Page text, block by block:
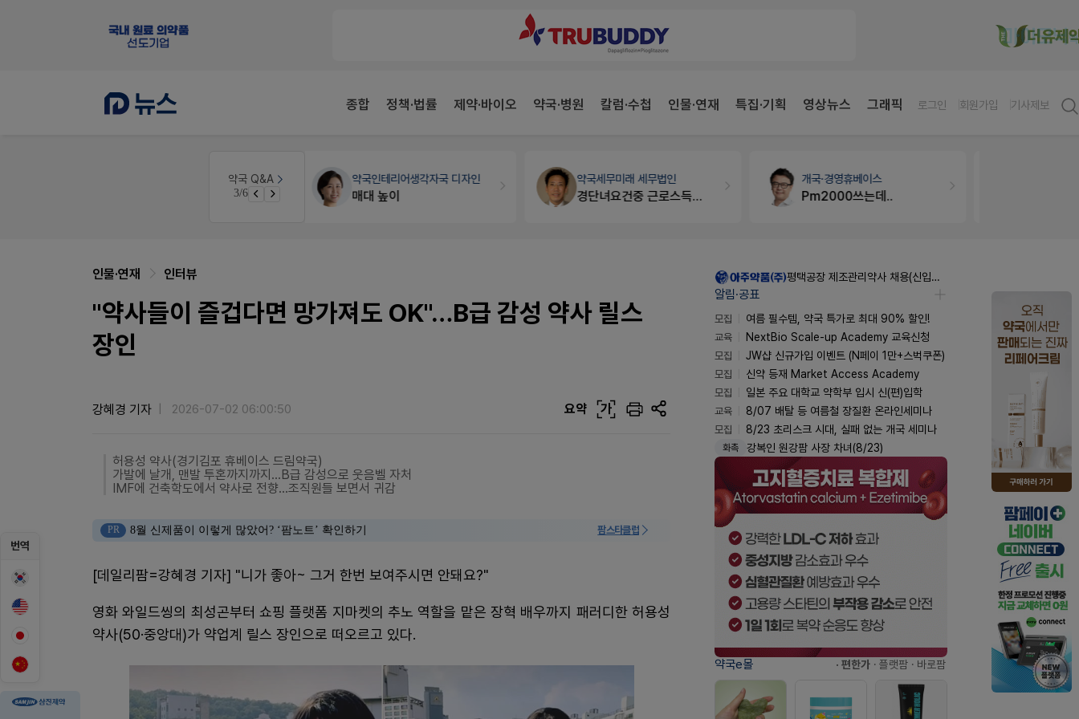
종합 정책·법률 제약·바이오 약국·병원 칼럼·수첩 인물·연재 특집·기획 영상뉴스 그래픽 로그인 회원가입 기사제보
약국 Q&A
3/6 약국 개국 대출 어떻게 받아야할지 어렵습니다
약국인테리어생각자국 디자인
매대 높이
약국세무미래 세무법인
경단녀요건중 근로스득원천징수액
개국·경영휴베이스
Pm2000쓰는데..
번역
인물·연재 인터뷰
"약사들이 즐겁다면 망가져도 OK"…B급 감성 약사 릴스
장인
강혜경 기자 2026-07-02 06:00:50 요약 가
허용성 약사(경기김포 휴베이스 드림약국)
가발에 날개, 맨발 투혼까지까지…B급 감성으로 웃음벨 자처
IMF에 건축학도에서 약사로 전향…조직원들 보면서 귀감
PR 8월 신제품이 이렇게 많았어? ‘팜노트’ 확인하기 팜스타클럽
[데일리팜=강혜경 기자] "니가 좋아~ 그거 한번 보여주시면 안돼요?"
영화 와일드씽의 최성곤부터 쇼핑 플랫폼 지마켓의 추노 역할을 맡은 장혁 배우까지 패러디한 허용성
약사(50·중앙대)가 약업계 릴스 장인으로 떠오르고 있다.
평택공장 제조관리약사 채용(신입우대)
알림·공표
모집
여름 필수템, 약국 특가로 최대 90% 할인!
교육
NextBio Scale-up Academy 교육신청
모집
JW샵 신규가입 이벤트 (N페이 1만+스벅쿠폰)
모집
신약 등재 Market Access Academy
모집
일본 주요 대학교 약학부 입시 신(편)입학
교육
8/07 배탈 등 여름철 장질환 온라인세미나
모집
8/23 초리스크 시대, 실패 없는 개국 세미나
화촉 강복인 원강팜 사장 차녀(8/23)
약국e몰 · 편한가 · 플랫팜 · 바로팜